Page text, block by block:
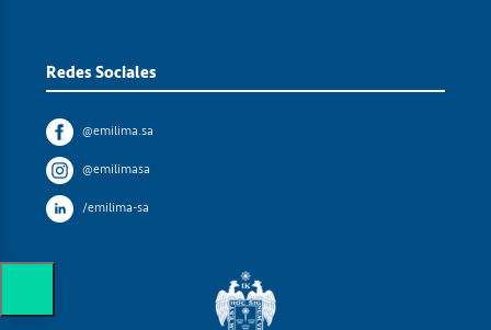
Redes Sociales
@emilima.sa
@emilimasa
/emilima-sa